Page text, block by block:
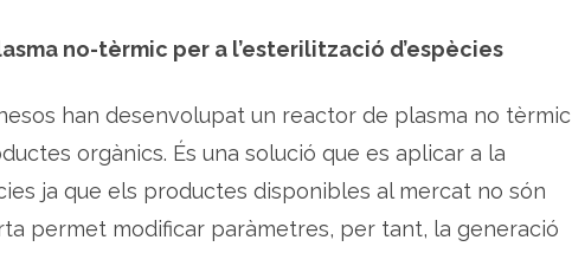
x
t
r
u
r
a
no-tèrmic per a l’esterilització d’espècies
han desenvolupat un reactor de plasma no tèrmic
orgànics. És una solució que es aplicar a la
ja que els productes disponibles al mercat no són
permet modificar paràmetres, per tant, la generació